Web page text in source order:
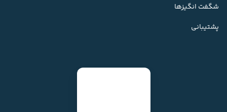
شگفت انگیزها
پشتیبانی